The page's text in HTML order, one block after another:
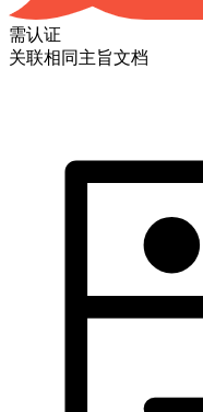
需认证
关联相同主旨文档